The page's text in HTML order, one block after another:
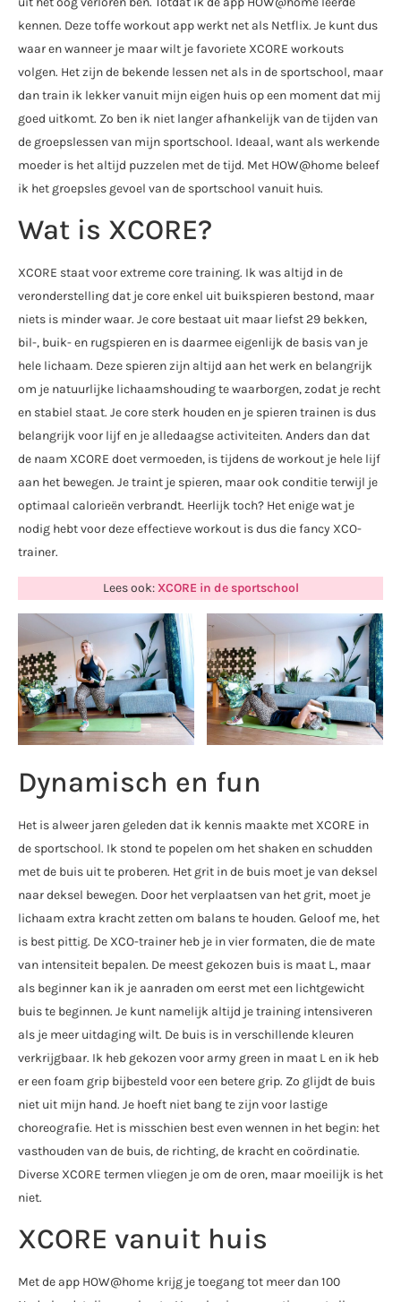
kennen. Deze toffe workout app werkt net als Netflix. Je kunt dus
waar en wanneer je maar wilt je favoriete XCORE workouts
volgen. Het zijn de bekende lessen net als in de sportschool, maar
dan train ik lekker vanuit mijn eigen huis op een moment dat mij
goed uitkomt. Zo ben ik niet langer afhankelijk van de tijden van
de groepslessen van mijn sportschool. Ideaal, want als werkende
moeder is het altijd puzzelen met de tijd. Met HOW@home beleef
ik het groepsles gevoel van de sportschool vanuit huis.
Wat is XCORE?
XCORE staat voor extreme core training. Ik was altijd in de
veronderstelling dat je core enkel uit buikspieren bestond, maar
niets is minder waar. Je core bestaat uit maar liefst 29 bekken,
bil-, buik- en rugspieren en is daarmee eigenlijk de basis van je
hele lichaam. Deze spieren zijn altijd aan het werk en belangrijk
om je natuurlijke lichaamshouding te waarborgen, zodat je recht
en stabiel staat. Je core sterk houden en je spieren trainen is dus
belangrijk voor lijf en je alledaagse activiteiten. Anders dan dat
de naam XCORE doet vermoeden, is tijdens de workout je hele lijf
aan het bewegen. Je traint je spieren, maar ook conditie terwijl je
optimaal calorieën verbrandt. Heerlijk toch? Het enige wat je
nodig hebt voor deze effectieve workout is dus die fancy XCO-
trainer.
Lees ook:XCORE in de sportschool
Dynamisch en fun
Het is alweer jaren geleden dat ik kennis maakte met XCORE in
de sportschool. Ik stond te popelen om het shaken en schudden
met de buis uit te proberen. Het grit in de buis moet je van deksel
naar deksel bewegen. Door het verplaatsen van het grit, moet je
lichaam extra kracht zetten om balans te houden. Geloof me, het
is best pittig. De XCO-trainer heb je in vier formaten, die de mate
van intensiteit bepalen. De meest gekozen buis is maat L, maar
als beginner kan ik je aanraden om eerst met een lichtgewicht
buis te beginnen. Je kunt namelijk altijd je training intensiveren
als je meer uitdaging wilt. De buis is in verschillende kleuren
verkrijgbaar. Ik heb gekozen voor army green in maat L en ik heb
er een foam grip bijbesteld voor een betere grip. Zo glijdt de buis
niet uit mijn hand. Je hoeft niet bang te zijn voor lastige
choreografie. Het is misschien best even wennen in het begin: het
vasthouden van de buis, de richting, de kracht en coördinatie.
Diverse XCORE termen vliegen je om de oren, maar moeilijk is het
niet.
XCORE vanuit huis
Met de app HOW@home krijg je toegang tot meer dan 100